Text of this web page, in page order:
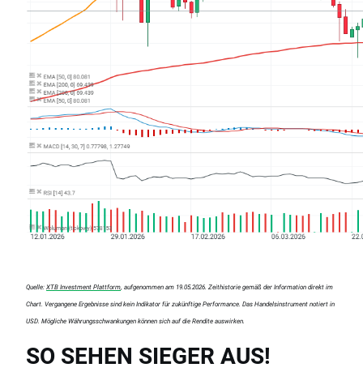
Quelle: XTB Investment Plattform, aufgenommen am 19.05.2026. Zeithistorie gemäß der Information direkt im
Chart. Vergangene Ergebnisse sind kein Indikator für zukünftige Performance. Das Handelsinstrument notiert in
USD. Mögliche Währungsschwankungen können sich auf die Rendite auswirken.
SO SEHEN SIEGER AUS!